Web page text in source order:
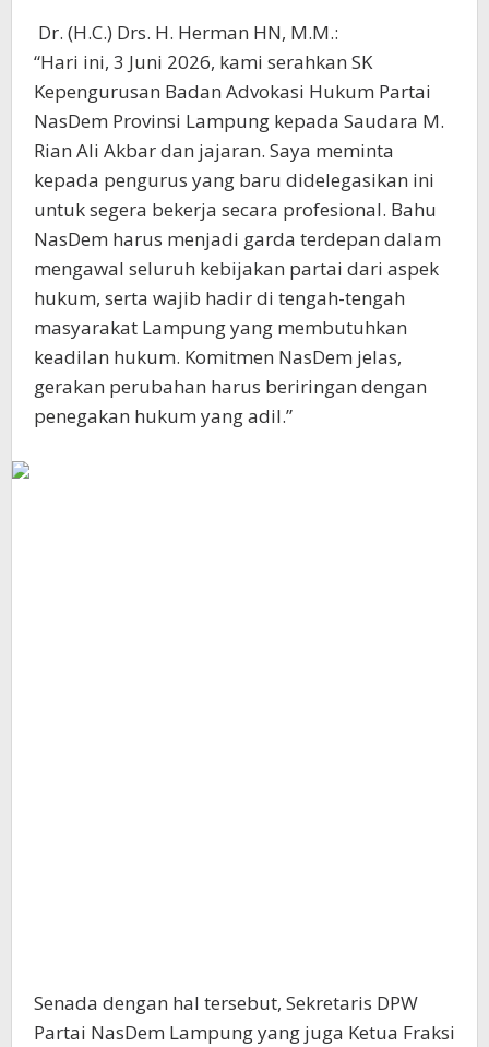
​ Dr. (H.C.) Drs. H. Herman HN, M.M.:
“Hari ini, 3 Juni 2026, kami serahkan SK
Kepengurusan Badan Advokasi Hukum Partai
NasDem Provinsi Lampung kepada Saudara M.
Rian Ali Akbar dan jajaran. Saya meminta
kepada pengurus yang baru didelegasikan ini
untuk segera bekerja secara profesional. Bahu
NasDem harus menjadi garda terdepan dalam
mengawal seluruh kebijakan partai dari aspek
hukum, serta wajib hadir di tengah-tengah
masyarakat Lampung yang membutuhkan
keadilan hukum. Komitmen NasDem jelas,
gerakan perubahan harus beriringan dengan
penegakan hukum yang adil.”
​Senada dengan hal tersebut, Sekretaris DPW
Partai NasDem Lampung yang juga Ketua Fraksi